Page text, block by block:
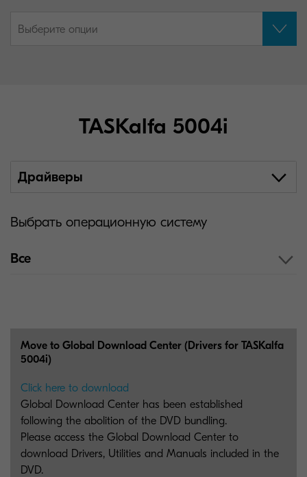
Выберите опции
TASKalfa 5004i
Драйверы
Выбрать операционную систему
Все
Move to Global Download Center (Drivers for TASKalfa
5004i)
Click here to download
Global Download Center has been established
following the abolition of the DVD bundling.
Please access the Global Download Center to
download Drivers, Utilities and Manuals included in the
DVD.